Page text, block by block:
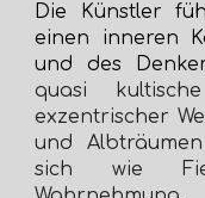
Die Künstler
einen inneren
und des
quasi
exzentrischer
und
sich wie